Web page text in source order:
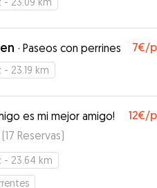
· Paseos con perrines 7€/
- 23.19 km
es mi mejor amigo! 12€/
(17 Reservas)
- 23.64 km